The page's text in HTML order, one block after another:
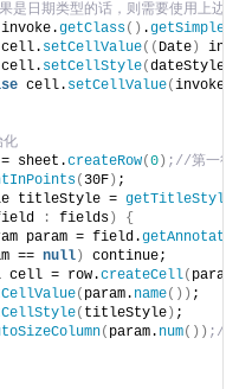
是日期类型的话，则需要使用上边的
invoke.getClass() .
setCellValue(( Date )
setCellStyle(dateStyle
cell. setCellValue(invoke.
sheet.
createRow(0 ) ;//第一行
( 30F ) ;
titleStyle =
getTitleStyle
: fields )
{
param = field.
getAnnotation
== null )
continue;
cell = row.
createCell( param.
( param. name()) ;
( titleStyle ) ;
( param. num()) ;//设